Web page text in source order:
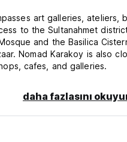
art galleries, ateliers,
to the Sultanahmet
and the Basilica
Nomad Karakoy is also
cafes, and galleries.
daha fazlasını